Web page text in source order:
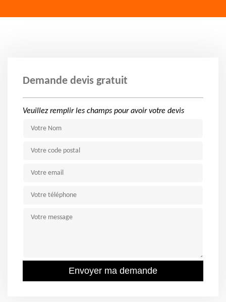
Demande devis gratuit
Veuillez remplir les champs pour avoir votre devis